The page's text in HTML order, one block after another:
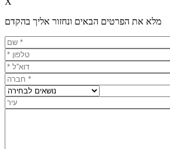
מלא את הפרטים הבאים ונחזור אליך בהקדם